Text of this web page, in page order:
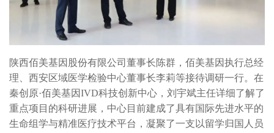
陕西佰美基因股份有限公司董事长陈群，佰美基因执行总经
理、西安区域医学检验中心董事长李莉等接待调研一行。在
秦创原·佰美基因IVD科技创新中心，刘宇斌主任详细了解了
重点项目的科研进展，中心目前建成了具有国际先进水平的
生命组学与精准医疗技术平台，凝聚了一支以留学归国人员